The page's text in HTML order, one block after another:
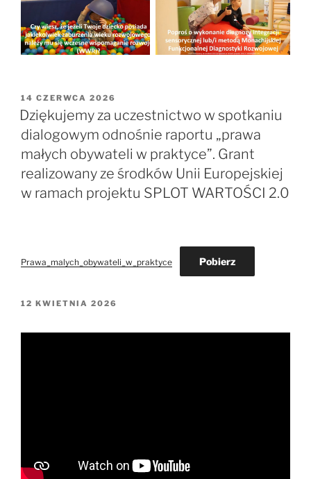
OPUBLIKOWANE
W
14 CZERWCA 2026
Dziękujemy za uczestnictwo w spotkaniu
dialogowym odnośnie raportu „prawa
małych obywateli w praktyce”. Grant
realizowany ze środków Unii Europejskiej
w ramach projektu SPLOT WARTOŚCI 2.0
Prawa_malych_obywateli_w_praktyce Pobierz
OPUBLIKOWANE
12 KWIETNIA 2026